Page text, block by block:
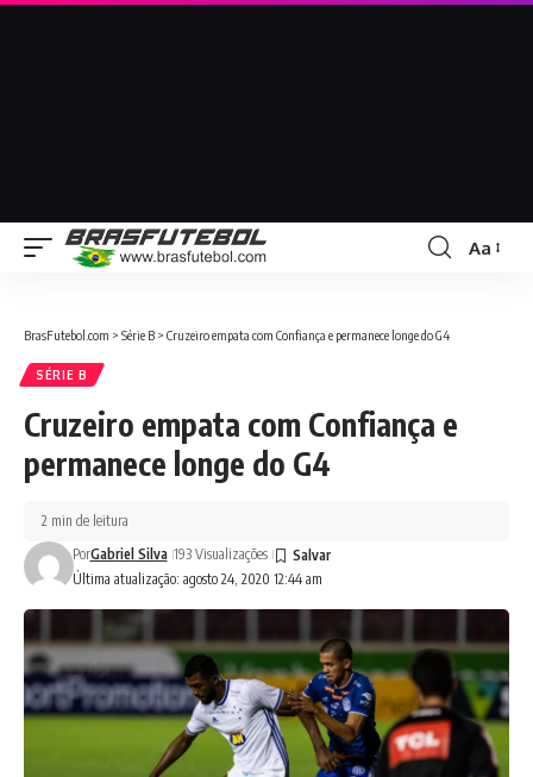
Aa
BrasFutebol.com > Série B > Cruzeiro empata com Confiança e permanece longe do G4
SÉRIE B
Cruzeiro empata com Confiança e
permanece longe do G4
Última atualização: agosto 24, 2020 12:44 am
PorGabriel Silva 193 Visualizações
2 min de leitura